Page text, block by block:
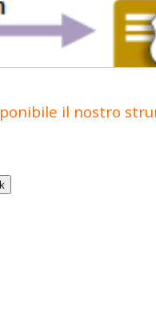
il nostro